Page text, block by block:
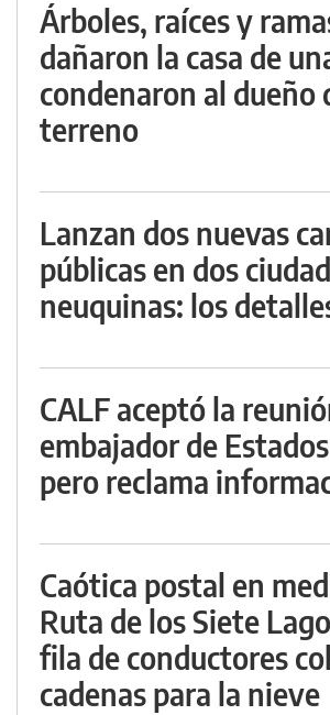
Árboles, raíces y
dañaron la casa de
condenaron al dueño
terreno
Lanzan dos nuevas
públicas en dos
neuquinas: los
CALF aceptó la
embajador de
pero reclama
Caótica postal en
Ruta de los Siete
fila de conductores
cadenas para la nieve